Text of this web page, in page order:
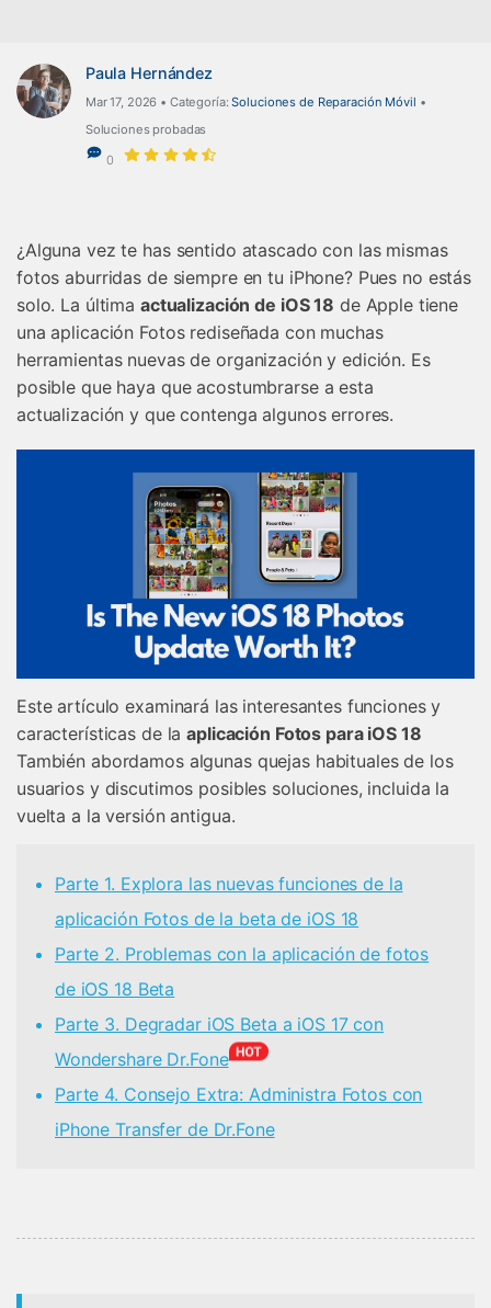
Paula Hernández
Mar 17, 2026 • Categoría:Soluciones de Reparación Móvil •
Soluciones probadas
0
¿Alguna vez te has sentido atascado con las mismas
fotos aburridas de siempre en tu iPhone? Pues no estás
solo. La última actualización de iOS 18 de Apple tiene
una aplicación Fotos rediseñada con muchas
herramientas nuevas de organización y edición. Es
posible que haya que acostumbrarse a esta
actualización y que contenga algunos errores.
Este artículo examinará las interesantes funciones y
características de laaplicación Fotos para iOS 18
También abordamos algunas quejas habituales de los
usuarios y discutimos posibles soluciones, incluida la
vuelta a la versión antigua.
Parte 1. Explora las nuevas funciones de la
aplicación Fotos de la beta de iOS 18
Parte 2. Problemas con la aplicación de fotos
de iOS 18 Beta
Parte 3. Degradar iOS Beta a iOS 17 con
Wondershare Dr.Fone
Parte 4. Consejo Extra: Administra Fotos con
iPhone Transfer de Dr.Fone